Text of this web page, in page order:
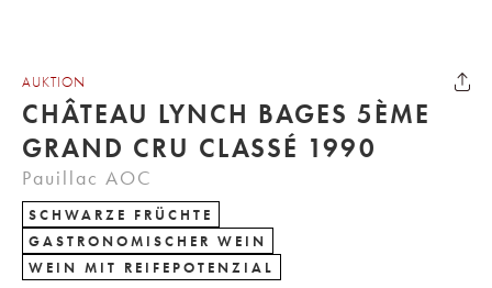
AUKTION
CHÂTEAU LYNCH BAGES 5ÈME
GRAND CRU CLASSÉ 1990
Pauillac AOC
SCHWARZE FRÜCHTE
GASTRONOMISCHER WEIN
WEIN MIT REIFEPOTENZIAL